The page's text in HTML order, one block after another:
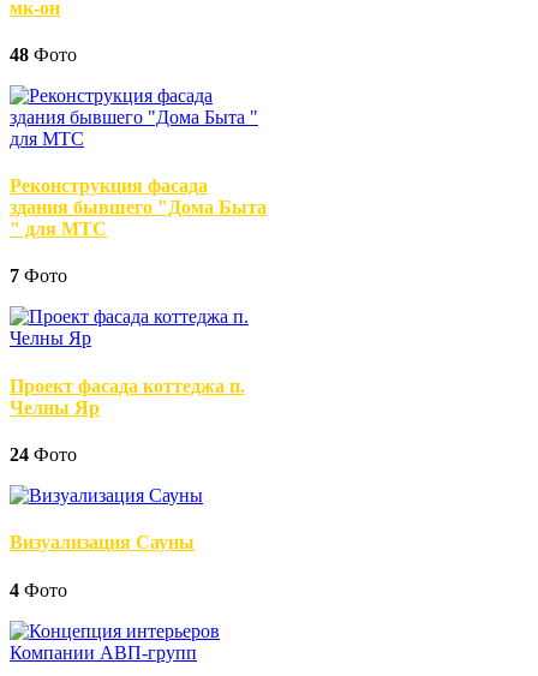
мк-он
48 Фото
Реконструкция фасада
здания бывшего "Дома Быта
" для МТС
7 Фото
Проект фасада коттеджа п.
Челны Яр
24 Фото
Визуализация Сауны
4 Фото